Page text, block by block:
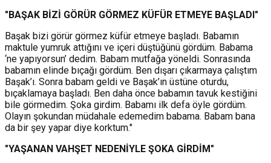
"BAŞAK BİZİ GÖRÜR GÖRMEZ KÜFÜR ETMEYE BAŞLADI"
Başak bizi görür görmez küfür etmeye başladı. Babamın
maktule yumruk attığını ve içeri düştüğünü gördüm. Babama
‘ne yapıyorsun’ dedim. Babam mutfağa yöneldi. Sonrasında
babamın elinde bıçağı gördüm. Ben dışarı çıkarmaya çalıştım
Başak’ı. Sonra babam geldi ve Başak’ın üstüne oturdu,
bıçaklamaya başladı. Ben daha önce babamın tavuk kestiğini
bile görmedim. Şoka girdim. Babamı ilk defa öyle gördüm.
Olayın şokundan müdahale edemedim babama. Babam bana
da bir şey yapar diye korktum."
"YAŞANAN VAHŞET NEDENİYLE ŞOKA GİRDİM"